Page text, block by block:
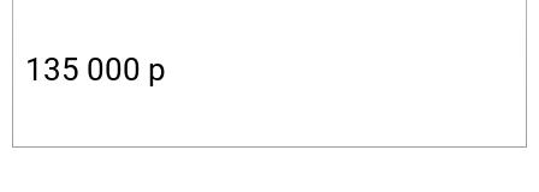
135 000 p